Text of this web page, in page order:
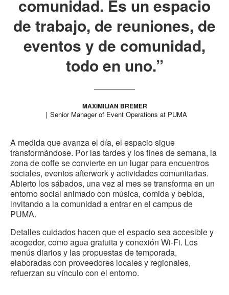
comunidad. Es un espacio
de trabajo, de reuniones, de
eventos y de comunidad,
todo en uno.”
MAXIMILIAN BREMER
Senior Manager of Event Operations at PUMA
A medida que avanza el día, el espacio sigue
transformándose. Por las tardes y los fines de semana, la
zona de coffe se convierte en un lugar para encuentros
sociales, eventos afterwork y actividades comunitarias.
Abierto los sábados, una vez al mes se transforma en un
entorno social animado con música, comida y bebida,
invitando a la comunidad a entrar en el campus de
PUMA.
Detalles cuidados hacen que el espacio sea accesible y
acogedor, como agua gratuita y conexión Wi-Fi. Los
menús diarios y las propuestas de temporada,
elaboradas con proveedores locales y regionales,
refuerzan su vínculo con el entorno.